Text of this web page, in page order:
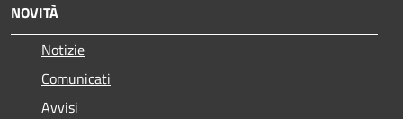
NOVITÀ
Notizie
Comunicati
Avvisi